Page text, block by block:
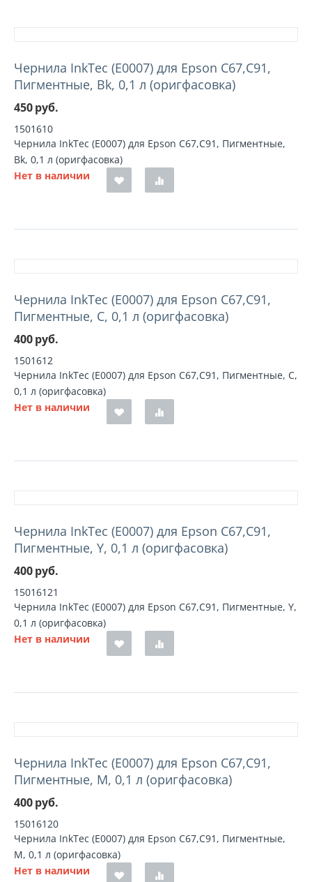
Чернила InkTec (E0007) для Epson C67,C91,
Пигментные, Bk, 0,1 л (оригфасовка)
450руб.
1501610
Чернила InkTec (E0007) для Epson C67,C91, Пигментные,
Bk, 0,1 л (оригфасовка)
Нет в наличии
Чернила InkTec (E0007) для Epson C67,C91,
Пигментные, C, 0,1 л (оригфасовка)
400руб.
1501612
Чернила InkTec (E0007) для Epson C67,C91, Пигментные, C,
0,1 л (оригфасовка)
Нет в наличии
Чернила InkTec (E0007) для Epson C67,C91,
Пигментные, Y, 0,1 л (оригфасовка)
400руб.
15016121
Чернила InkTec (E0007) для Epson C67,C91, Пигментные, Y,
0,1 л (оригфасовка)
Нет в наличии
Чернила InkTec (E0007) для Epson C67,C91,
Пигментные, M, 0,1 л (оригфасовка)
400руб.
15016120
Чернила InkTec (E0007) для Epson C67,C91, Пигментные,
M, 0,1 л (оригфасовка)
Нет в наличии